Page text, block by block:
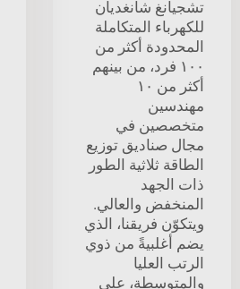
تشجيانغ شانغديان
للكهرباء المتكاملة
المحدودة أكثر من
١٠٠ فرد، من بينهم
أكثر من ١٠
مهندسين
متخصصين في
مجال صناديق توزيع
الطاقة ثلاثية الطور
ذات الجهد
المنخفض والعالي.
ويتكوّن فريقنا، الذي
يضم أغلبيةً من ذوي
الرتب العليا
والمتوسطة، على